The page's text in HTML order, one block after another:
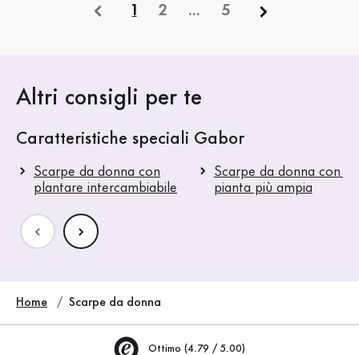
1 2 ... 5
Altri consigli per te
Caratteristiche speciali Gabor
Scarpe da donna con
plantare intercambiabile
Scarpe da donna con
pianta più ampia
Home Scarpe da donna
Ottimo (4.79 / 5.00)